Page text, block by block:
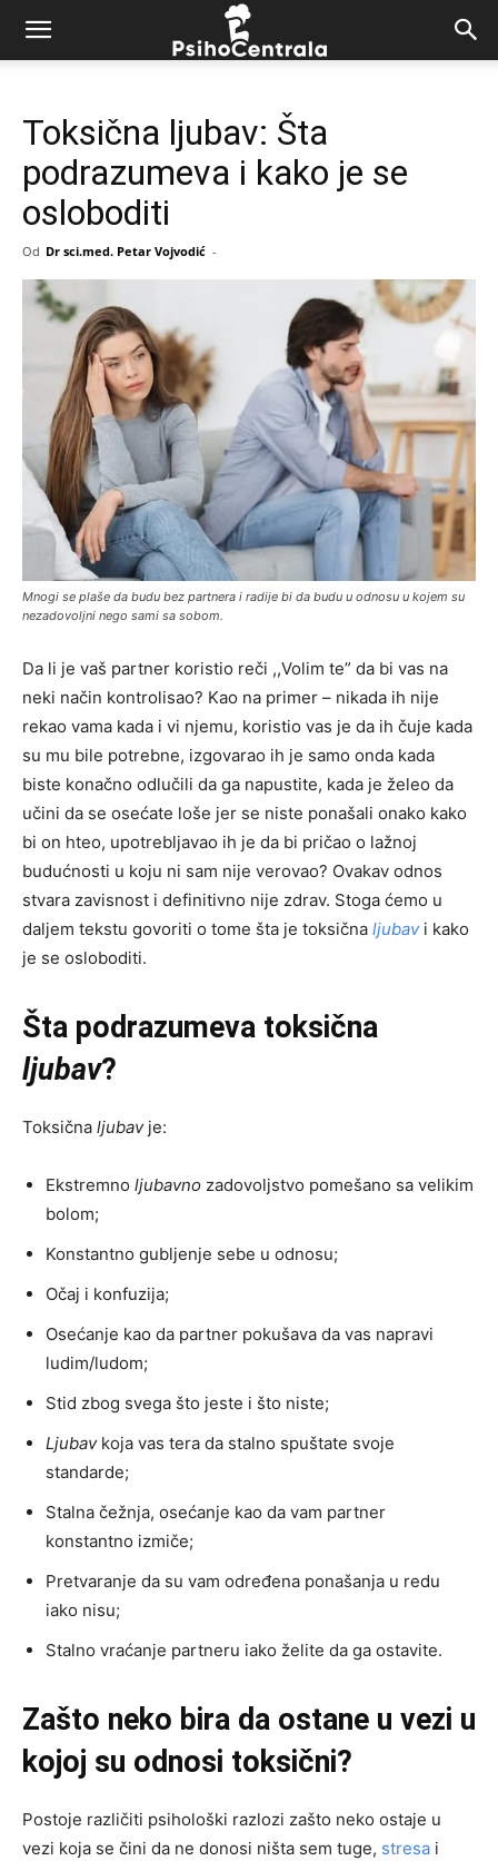
Toksična ljubav: Šta
podrazumeva i kako je se
osloboditi
Od Dr sci.med. Petar Vojvodić -
Mnogi se plaše da budu bez partnera i radije bi da budu u odnosu u kojem su
nezadovoljni nego sami sa sobom.
Da li je vaš partner koristio reči ,,Volim te” da bi vas na
neki način kontrolisao? Kao na primer – nikada ih nije
rekao vama kada i vi njemu, koristio vas je da ih čuje kada
su mu bile potrebne, izgovarao ih je samo onda kada
biste konačno odlučili da ga napustite, kada je želeo da
učini da se osećate loše jer se niste ponašali onako kako
bi on hteo, upotrebljavao ih je da bi pričao o lažnoj
budućnosti u koju ni sam nije verovao? Ovakav odnos
stvara zavisnost i definitivno nije zdrav. Stoga ćemo u
daljem tekstu govoriti o tome šta je toksična ljubavi kako
je se osloboditi.
Šta podrazumeva toksična
ljubav?
Toksična ljubavje:
Ekstremno ljubavno zadovoljstvo pomešano sa velikim
bolom;
Konstantno gubljenje sebe u odnosu;
Očaj i konfuzija;
Osećanje kao da partner pokušava da vas napravi
ludim/ludom;
Stid zbog svega što jeste i što niste;
Ljubavkoja vas tera da stalno spuštate svoje
standarde;
Stalna čežnja, osećanje kao da vam partner
konstantno izmiče;
Pretvaranje da su vam određena ponašanja u redu
iako nisu;
Stalno vraćanje partneru iako želite da ga ostavite.
Zašto neko bira da ostane u vezi u
kojoj su odnosi toksični?
Postoje različiti psihološki razlozi zašto neko ostaje u
vezi koja se čini da ne donosi ništa sem tuge, stresa i